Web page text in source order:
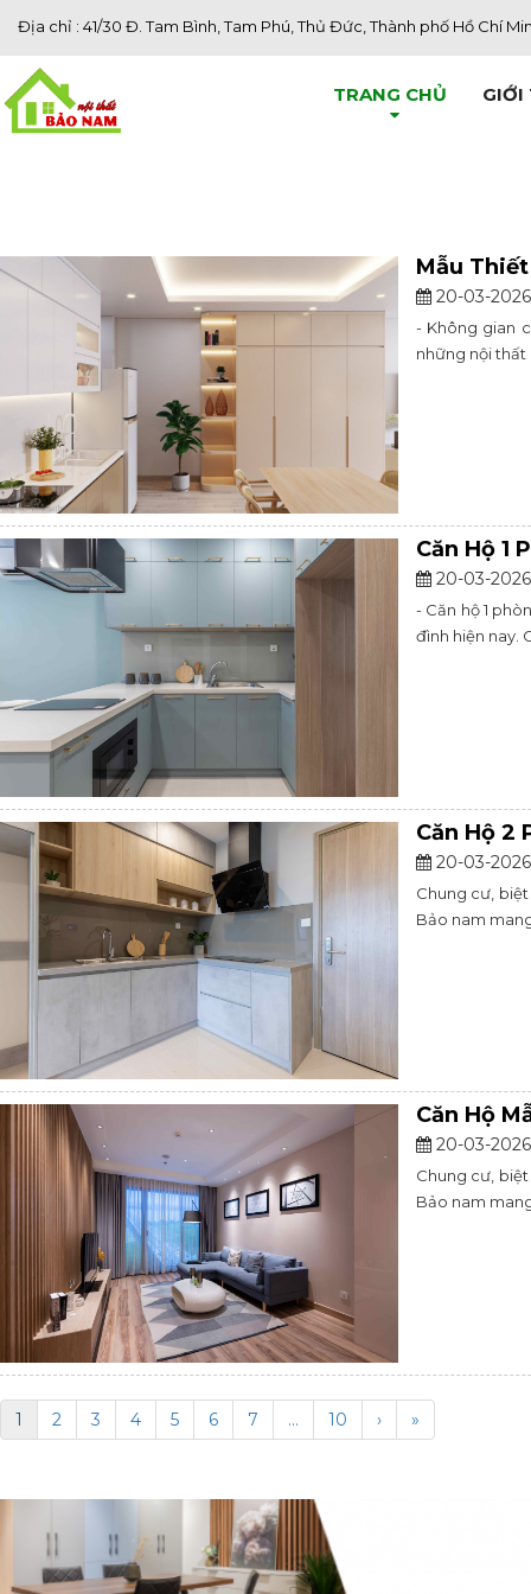
Địa chỉ : 41/30 Đ. Tam Bình, Tam Phú, Thủ Đức, Thành phố Hồ Chí
TRANG CHỦ GIỚI
Mẫu
20-03-
- Không gian
những nội thất
Căn Hộ 1
20-03-
- Căn hộ 1
đình hiện nay.
Căn Hộ 2
20-03-
Chung cư,
Bảo nam
Căn Hộ
20-03-
Chung cư,
Bảo nam
1 2 3 4 5 6 7 ... 10 › »